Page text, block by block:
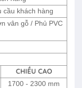
cầu khách hàng
vân gỗ / Phủ PVC
CHIỀU CAO
1700 - 2300 mm